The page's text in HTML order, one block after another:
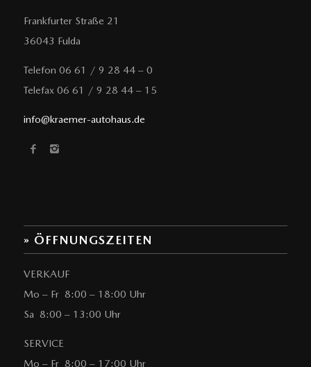
Frankfurter Straße 21
36043 Fulda
Telefon 06 61 / 9 28 44 – 0
Telefax 06 61 / 9 28 44 – 15
info@kraemer-autohaus.de
» ÖFFNUNGSZEITEN
VERKAUF
Mo – Fr 8:00 – 18:00 Uhr
Sa 8:00 – 13:00 Uhr
SERVICE
Mo – Fr 8:00 – 17:00 Uhr